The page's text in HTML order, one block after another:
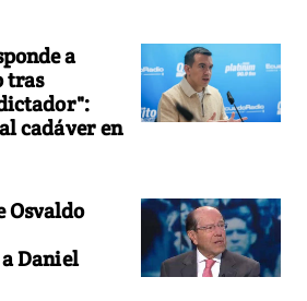
a
tras
cadáver en
Osvaldo
Daniel